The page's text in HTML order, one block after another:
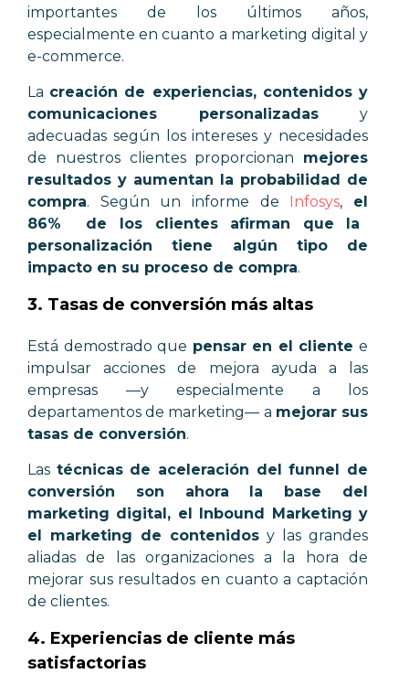
importantes de los últimos años,
especialmente en cuanto a marketing digital y
e-commerce.
La creación de experiencias, contenidos y
comunicaciones personalizadas y
adecuadas según los intereses y necesidades
de nuestros clientes proporcionan mejores
resultados y aumentan la probabilidad de
compra. Según un informe de Infosys, el
86% de los clientes afirman que la
personalización tiene algún tipo de
impacto en su proceso de compra.
3. Tasas de conversión más altas
Está demostrado que pensar en el cliente e
impulsar acciones de mejora ayuda a las
empresas —y especialmente a los
departamentos de marketing— a mejorar sus
tasas de conversión.
Las técnicas de aceleración del funnel de
conversión son ahora la base del
marketing digital, el Inbound Marketing y
el marketing de contenidos y las grandes
aliadas de las organizaciones a la hora de
mejorar sus resultados en cuanto a captación
de clientes.
4. Experiencias de cliente más
satisfactorias